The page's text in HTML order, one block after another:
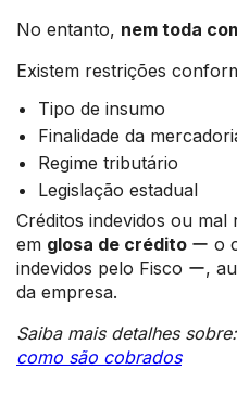
No entanto, nem toda
Existem restrições
Tipo de insumo
Finalidade da
Regime tributário
Legislação estadual
Créditos indevidos ou
em glosa de crédito ー o
indevidos pelo Fisco ー,
da empresa.
Saiba mais detalhes sobre:
como são cobrados